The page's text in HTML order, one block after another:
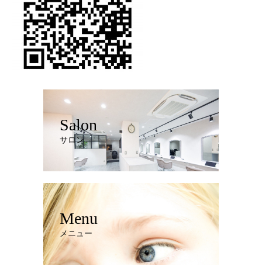
Salon
サロン
Menu
メニュー